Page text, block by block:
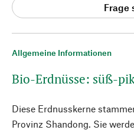
Allgemeine Informationen
Bio-Erdnüsse: süß-
Diese Erdnusskerne
Provinz Shandong. Sie
Frage